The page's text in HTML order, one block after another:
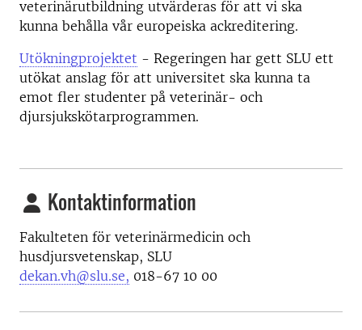
veterinärutbildning utvärderas för att vi ska
kunna behålla vår europeiska ackreditering.
Utökningprojektet - Regeringen har gett SLU ett
utökat anslag för att universitet ska kunna ta
emot fler studenter på veterinär- och
djursjukskötarprogrammen.
Kontaktinformation
Fakulteten för veterinärmedicin och
husdjursvetenskap, SLU
dekan.vh@slu.se, 018-67 10 00